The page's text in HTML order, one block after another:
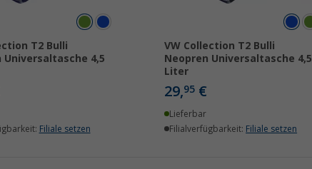
T2 Bulli
Universaltasche 4,5
Filiale setzen
VW Collection T2 Bulli
Neopren Universaltasche 4,5
Liter
29,95€
Lieferbar
Filialverfügbarkeit: Filiale setzen